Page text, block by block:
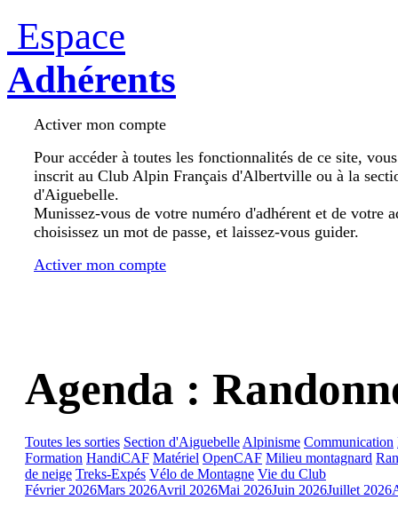
Espace
Adhérents
Activer mon compte
Pour accéder à toutes les fonctionnalités de ce site,
inscrit au Club Alpin Français d'Albertville ou à la
d'Aiguebelle.
Munissez-vous de votre numéro d'adhérent et de votre
choisissez un mot de passe, et laissez-vous guider.
Activer mon compte
Agenda :
Toutes les sorties Section d'Aiguebelle Alpinisme Communication
Formation HandiCAF Matériel OpenCAF Milieu montagnard
de neige Treks-Expés Vélo de Montagne Vie du Club
Février 2026Mars 2026Avril 2026Mai 2026Juin 2026Juillet 2026